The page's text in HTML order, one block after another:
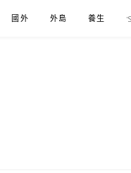
國外 外島 養生